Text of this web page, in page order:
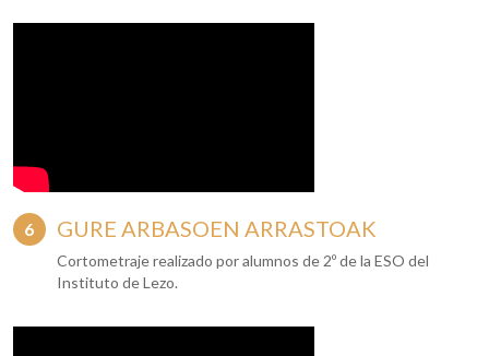
GURE ARBASOEN ARRASTOAK
Cortometraje realizado por alumnos de 2º de la ESO del
Instituto de Lezo.